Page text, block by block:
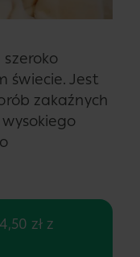
świecie. Jest
zakaźnych
zł z